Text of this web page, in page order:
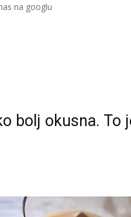
na googlu
bolj okusna. To